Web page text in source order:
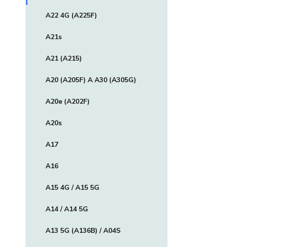
A22 4G (A225F)
A21s
A21 (A215)
A20 (A205F) A A30 (A305G)
A20e (A202F)
A20s
A17
A16
A15 4G / A15 5G
A14 / A14 5G
A13 5G (A136B) / A04S